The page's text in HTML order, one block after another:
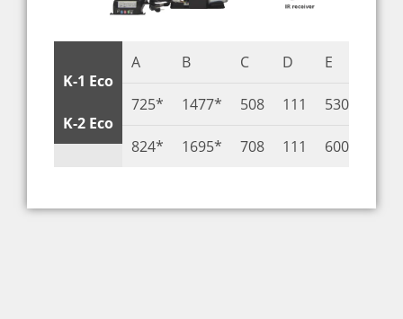
K-1 Eco
K-2 Eco
A
725*
824*
B
1477*
1695*
C
508
708
D
111
111
E
530
600